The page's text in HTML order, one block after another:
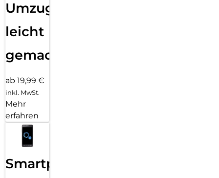
Umzug
leicht
gemacht!
ab 19,99 €
inkl. MwSt.
Mehr
erfahren
Smartphone